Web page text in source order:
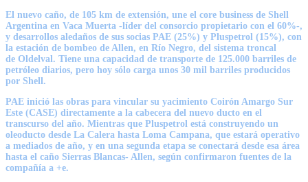
El nuevo caño, de 105 km de extensión, une el core business de Shell
Argentina en Vaca Muerta -líder del consorcio propietario con el 60%-,
y desarrollos aledaños de sus socias PAE (25%) y Pluspetrol (15%), con
la estación de bombeo de Allen, en Río Negro, del sistema troncal
de Oldelval . Tiene una capacidad de transporte de 125.000 barriles de
petróleo diarios, pero hoy sólo carga unos 30 mil barriles producidos
por Shell.
PAE inició las obras para vincular su yacimiento Coirón Amargo Sur
Este (CASE) directamente a la cabecera del nuevo ducto en el
transcurso del año. Mientras que Pluspetrol está construyendo un
oleoducto desde La Calera hasta Loma Campana, que estará operativo
a mediados de año, y en una segunda etapa se conectará desde esa área
hasta el caño Sierras Blancas- Allen, según confirmaron fuentes de la
compañía a +e.